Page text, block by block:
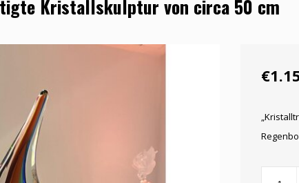
Kristallskulptur von circa 50 cm